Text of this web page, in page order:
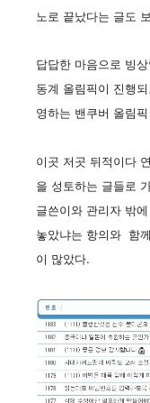
노로 끝났다는 글도
답답한 마음으로 빙
동계 올림픽이 진행
영하는 밴쿠버 올림
이곳 저곳 뒤적이다
을 성토하는 글들로
글쓴이와 관리자 밖
놓았냐는 항의와 함
이 많았다.